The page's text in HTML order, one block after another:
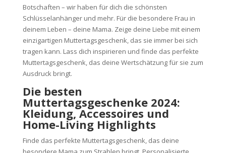
Botschaften – wir haben für dich die schönsten
Schlüsselanhänger und mehr. Für die besondere Frau in
deinem Leben – deine Mama. Zeige deine Liebe mit einem
einzigartigen Muttertagsgeschenk, das sie immer bei sich
tragen kann. Lass dich inspirieren und finde das perfekte
Muttertagsgeschenk, das deine Wertschätzung für sie zum
Ausdruck bringt.
Die besten
Muttertagsgeschenke 2024:
Kleidung, Accessoires und
Home-Living Highlights
Finde das perfekte Muttertagsgeschenk, das deine